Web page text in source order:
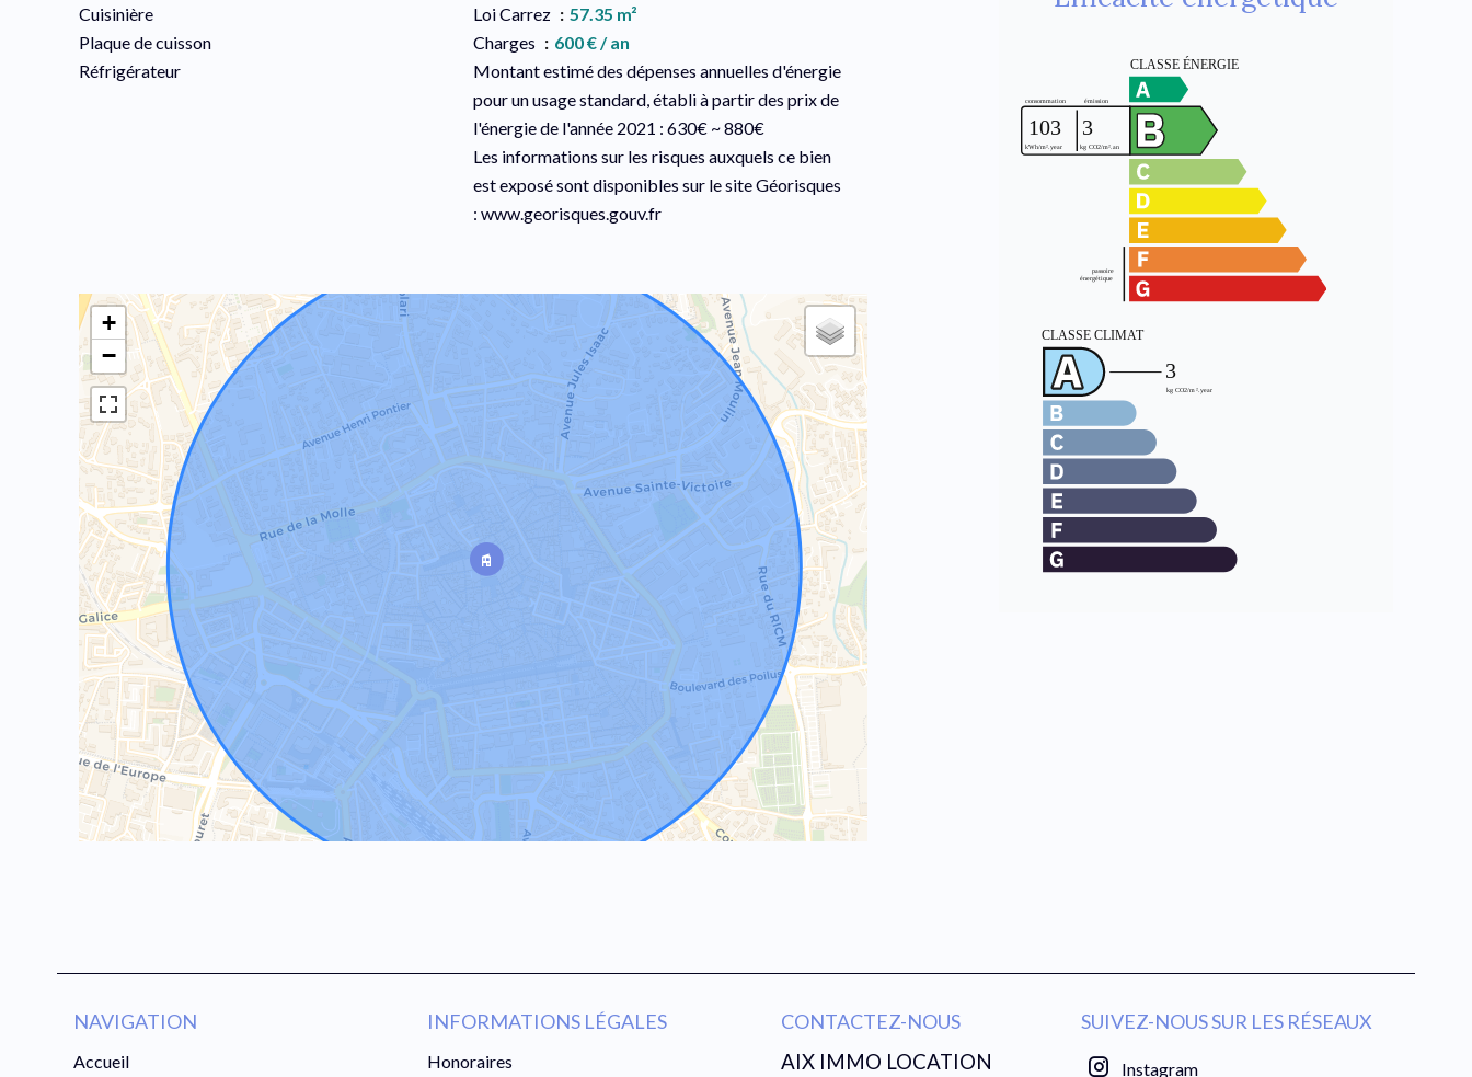
Cuisinière
Plaque de cuisson
Réfrigérateur
Loi Carrez
57.35 m²
Charges
600 € / an
Montant estimé des dépenses annuelles d'énergie
pour un usage standard, établi à partir des prix de
l'énergie de l'année 2021 : 630€ ~ 880€
Les informations sur les risques auxquels ce bien
est exposé sont disponibles sur le site Géorisques
: www.georisques.gouv.fr
+
−
NAVIGATION
Accueil
INFORMATIONS LÉGALES
Honoraires
CONTACTEZ-NOUS
AIX IMMO LOCATION
SUIVEZ-NOUS SUR LES RÉSEAUX
Instagram